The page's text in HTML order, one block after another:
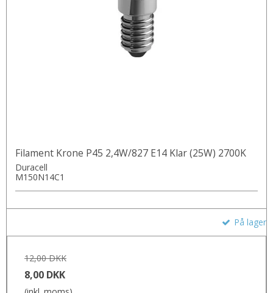
Filament Krone P45 2,4W/827 E14 Klar (25W) 2700K
Duracell
M150N14C1
På lager
12,00 DKK
8,00 DKK